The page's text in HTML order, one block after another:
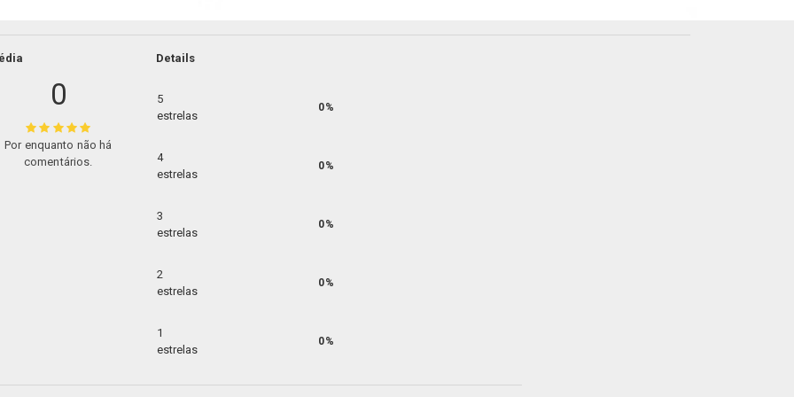
0
Por enquanto não há
comentários.
Details
5
estrelas
0%
4
estrelas
0%
3
estrelas
0%
2
estrelas
0%
1
estrelas
0%